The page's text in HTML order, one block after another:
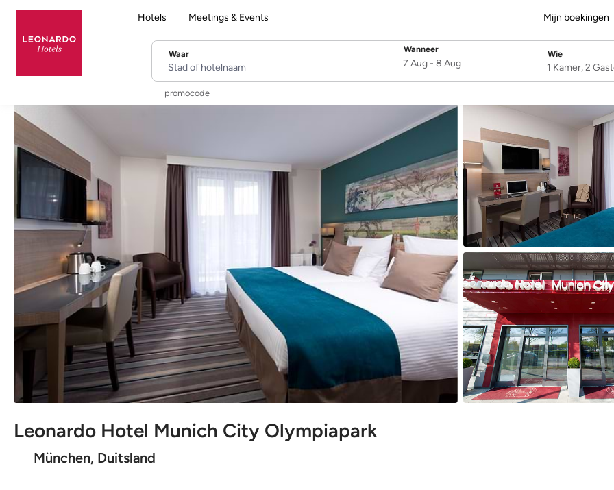
Hotels Meetings & Events Mijn boekingen
Leonardo Hotel Munich City Olympiapark
München, Duitsland
Waar
Stad of hotelnaam
Wanneer
SelectDate
7 Aug- 8 Aug
Wie
Username
1 Kamer, 2
promocode